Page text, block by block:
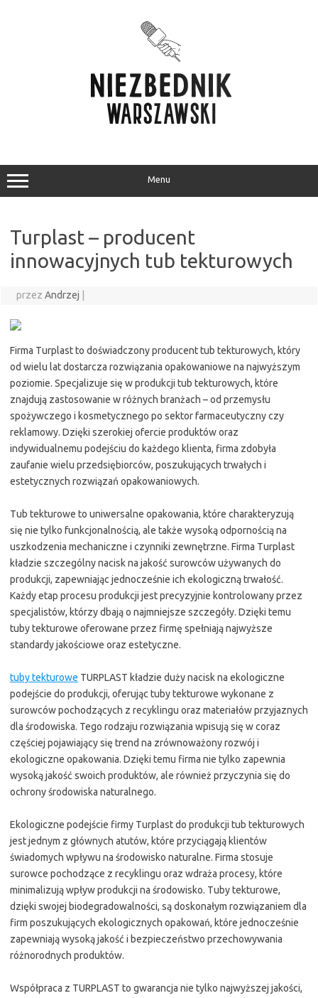
Menu
Turplast – producent
innowacyjnych tub tekturowych
przez Andrzej
Firma Turplast to doświadczony producent tub tekturowych, który
od wielu lat dostarcza rozwiązania opakowaniowe na najwyższym
poziomie. Specjalizuje się w produkcji tub tekturowych, które
znajdują zastosowanie w różnych branżach – od przemysłu
spożywczego i kosmetycznego po sektor farmaceutyczny czy
reklamowy. Dzięki szerokiej ofercie produktów oraz
indywidualnemu podejściu do każdego klienta, firma zdobyła
zaufanie wielu przedsiębiorców, poszukujących trwałych i
estetycznych rozwiązań opakowaniowych.
Tub tekturowe to uniwersalne opakowania, które charakteryzują
się nie tylko funkcjonalnością, ale także wysoką odpornością na
uszkodzenia mechaniczne i czynniki zewnętrzne. Firma Turplast
kładzie szczególny nacisk na jakość surowców używanych do
produkcji, zapewniając jednocześnie ich ekologiczną trwałość.
Każdy etap procesu produkcji jest precyzyjnie kontrolowany przez
specjalistów, którzy dbają o najmniejsze szczegóły. Dzięki temu
tuby tekturowe oferowane przez firmę spełniają najwyższe
standardy jakościowe oraz estetyczne.
tuby tekturowe TURPLAST kładzie duży nacisk na ekologiczne
podejście do produkcji, oferując tuby tekturowe wykonane z
surowców pochodzących z recyklingu oraz materiałów przyjaznych
dla środowiska. Tego rodzaju rozwiązania wpisują się w coraz
częściej pojawiający się trend na zrównoważony rozwój i
ekologiczne opakowania. Dzięki temu firma nie tylko zapewnia
wysoką jakość swoich produktów, ale również przyczynia się do
ochrony środowiska naturalnego.
Ekologiczne podejście firmy Turplast do produkcji tub tekturowych
jest jednym z głównych atutów, które przyciągają klientów
świadomych wpływu na środowisko naturalne. Firma stosuje
surowce pochodzące z recyklingu oraz wdraża procesy, które
minimalizują wpływ produkcji na środowisko. Tuby tekturowe,
dzięki swojej biodegradowalności, są doskonałym rozwiązaniem dla
firm poszukujących ekologicznych opakowań, które jednocześnie
zapewniają wysoką jakość i bezpieczeństwo przechowywania
różnorodnych produktów.
Współpraca z TURPLAST to gwarancja nie tylko najwyższej jakości,